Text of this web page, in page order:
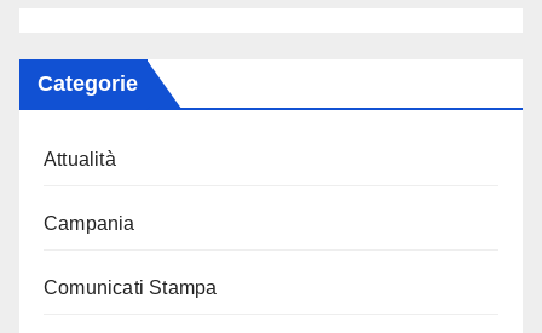
Categorie
Attualità
Campania
Comunicati Stampa